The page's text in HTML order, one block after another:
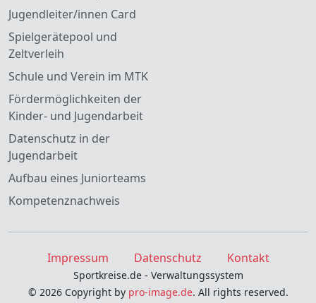
Jugendleiter/innen Card
Spielgerätepool und
Zeltverleih
Schule und Verein im MTK
Fördermöglichkeiten der
Kinder- und Jugendarbeit
Datenschutz in der
Jugendarbeit
Aufbau eines Juniorteams
Kompetenznachweis
Impressum Datenschutz Kontakt
Sportkreise.de - Verwaltungssystem
© 2026 Copyright by pro-image.de. All rights reserved.